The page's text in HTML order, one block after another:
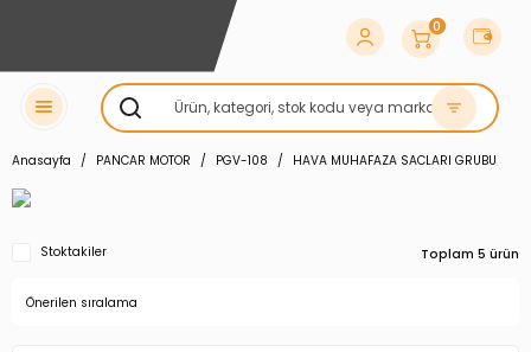
0
Anasayfa PANCAR MOTOR PGV-108 HAVA MUHAFAZA SACLARI GRUBU
Stoktakiler Toplam 5 ürün